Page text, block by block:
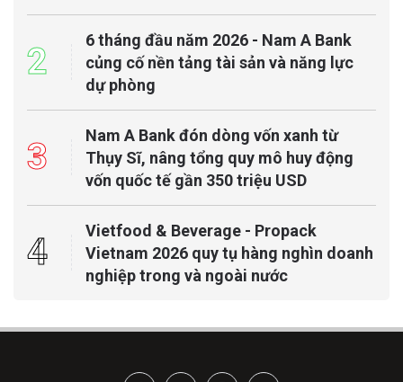
2
6 tháng đầu năm 2026 - Nam A Bank
củng cố nền tảng tài sản và năng lực
dự phòng
3
Nam A Bank đón dòng vốn xanh từ
Thụy Sĩ, nâng tổng quy mô huy động
vốn quốc tế gần 350 triệu USD
4
Vietfood & Beverage - Propack
Vietnam 2026 quy tụ hàng nghìn doanh
nghiệp trong và ngoài nước